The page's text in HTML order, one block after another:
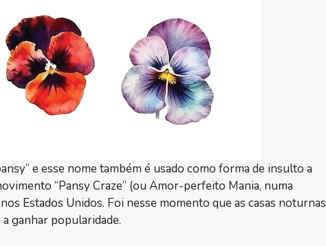
e esse nome também é usado como forma de insulto a
“Pansy Craze” (ou Amor-perfeito Mania, numa
Estados Unidos. Foi nesse momento que as casas noturnas
ganhar popularidade.